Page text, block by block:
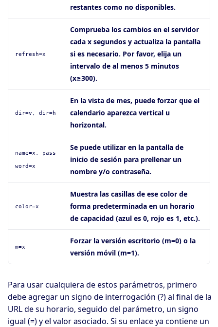
restantes como no disponibles.
refresh=x
Comprueba los cambios en el servidor
cada x segundos y actualiza la pantalla
si es necesario. Por favor, elija un
intervalo de al menos 5 minutos
(x≥300).
dir=v, dir=h
En la vista de mes, puede forzar que el
calendario aparezca vertical u
horizontal.
name=x, pass
word=x
Se puede utilizar en la pantalla de
inicio de sesión para prellenar un
nombre y/o contraseña.
color=x
Muestra las casillas de ese color de
forma predeterminada en un horario
de capacidad (azul es 0, rojo es 1, etc.).
m=x
Forzar la versión escritorio (m=0) o la
versión móvil (m=1).
Para usar cualquiera de estos parámetros, primero
debe agregar un signo de interrogación (?) al final de la
URL de su horario, seguido del parámetro, un signo
igual (=) y el valor asociado. Si su enlace ya contiene un